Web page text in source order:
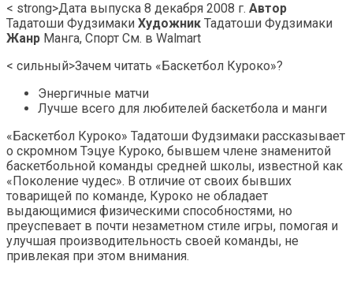
< strong>Дата выпуска 8 декабря 2008 г. Автор
Тадатоши Фудзимаки Художник Тадатоши Фудзимаки
Жанр Манга, Спорт См. в Walmart
< сильный>Зачем читать «Баскетбол Куроко»?
Энергичные матчи
Лучше всего для любителей баскетбола и манги
«Баскетбол Куроко» Тадатоши Фудзимаки рассказывает
о скромном Тэцуе Куроко, бывшем члене знаменитой
баскетбольной команды средней школы, известной как
«Поколение чудес». В отличие от своих бывших
товарищей по команде, Куроко не обладает
выдающимися физическими способностями, но
преуспевает в почти незаметном стиле игры, помогая и
улучшая производительность своей команды, не
привлекая при этом внимания.